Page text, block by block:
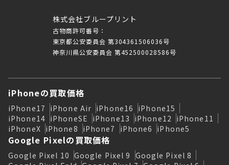
株式会社ブループリント
古物商許可番号：
東京都公安委員会 第304361506036号
神奈川県公安委員会 第452500028586号
iPhoneの買取価格
iPhone17 iPhone Air iPhone16 iPhone15
iPhone14 iPhoneSE iPhone13 iPhone12 iPhone11
iPhoneX iPhone8 iPhone7 iPhone6 iPhone5
Google Pixelの買取価格
Google Pixel 10 Google Pixel 9 Google Pixel 8